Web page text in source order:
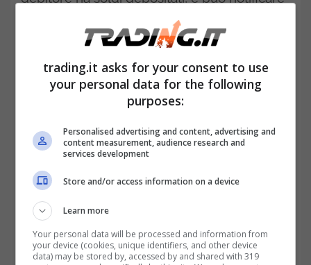
il pignoramento a tutte le banche
interessate. Ogni banca, una volta ricevuto
l’atto, è obbligata a bloccare le somme
presenti nei limiti indicati, anche se il totale
debito dovuto.​
trading.it asks for your consent to use
your personal data for the following
purposes:
Personalised advertising and content, advertising and
content measurement, audience research and
services development
Store and/or access information on a device
Learn more
Your personal data will be processed and information from
your device (cookies, unique identifiers, and other device
data) may be stored by, accessed by and shared with 319